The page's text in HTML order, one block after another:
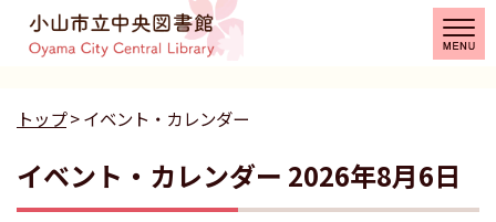
トップ> イベント・カレンダー
イベント・カレンダー 2026年8月6日